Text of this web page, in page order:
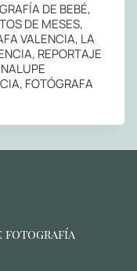
DE BEBÉ,
DE MESES,
VALENCIA, LA
REPORTAJE
FOTÓGRAFA
fotografía